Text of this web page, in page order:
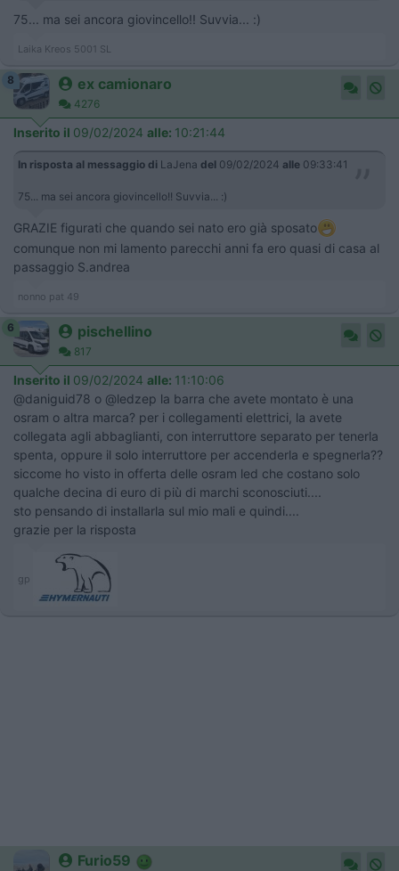
75... ma sei ancora giovincello!! Suvvia... :)
Laika Kreos 5001 SL
8 ex camionaro
4276
Inserito il 09/02/2024 alle: 10:21:44
In risposta al messaggio di LaJena del 09/02/2024 alle 09:33:41
75... ma sei ancora giovincello!! Suvvia... :)
GRAZIE figurati che quando sei nato ero già sposato
comunque non mi lamento parecchi anni fa ero quasi di casa al
passaggio S.andrea
nonno pat 49
6 pischellino
817
Inserito il 09/02/2024 alle: 11:10:06
@daniguid78 o @ledzep la barra che avete montato è una
osram o altra marca? per i collegamenti elettrici, la avete
collegata agli abbaglianti, con interruttore separato per tenerla
spenta, oppure il solo interruttore per accenderla e spegnerla??
siccome ho visto in offerta delle osram led che costano solo
qualche decina di euro di più di marchi sconosciuti....
sto pensando di installarla sul mio mali e quindi....
grazie per la risposta
gp
Furio59